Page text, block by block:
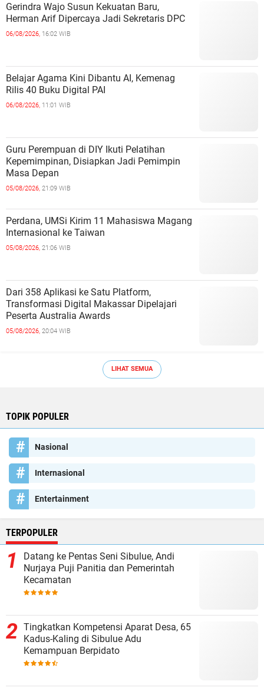
Gerindra Wajo Susun Kekuatan Baru,
Herman Arif Dipercaya Jadi Sekretaris DPC
06/08/2026, 16:02 WIB
Belajar Agama Kini Dibantu AI, Kemenag
Rilis 40 Buku Digital PAI
06/08/2026, 11:01 WIB
Guru Perempuan di DIY Ikuti Pelatihan
Kepemimpinan, Disiapkan Jadi Pemimpin
Masa Depan
05/08/2026, 21:09 WIB
Perdana, UMSi Kirim 11 Mahasiswa Magang
Internasional ke Taiwan
05/08/2026, 21:06 WIB
Dari 358 Aplikasi ke Satu Platform,
Transformasi Digital Makassar Dipelajari
Peserta Australia Awards
05/08/2026, 20:04 WIB
LIHAT SEMUA
TOPIK POPULER
Nasional
Internasional
Entertainment
TERPOPULER
Datang ke Pentas Seni Sibulue, Andi
Nurjaya Puji Panitia dan Pemerintah
Kecamatan
Tingkatkan Kompetensi Aparat Desa, 65
Kadus-Kaling di Sibulue Adu
Kemampuan Berpidato